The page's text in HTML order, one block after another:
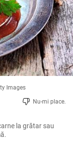
Images
Nu-mi place.
la grătar sau